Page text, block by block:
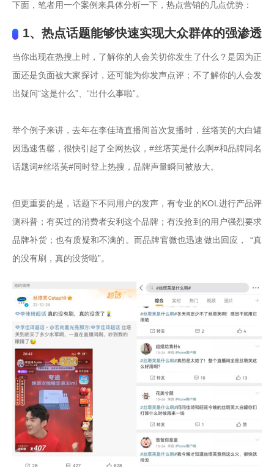
下面，笔者用一个案例来具体分析一下，热点营销的几点优势：
1、热点话题能够快速实现大众群体的强渗透
当你出现在热搜上时，了解你的人会关切你发生了什么？是因为正
面还是负面被大家探讨，还可能为你发声点评；不了解你的人会发
出疑问“这是什么”、“出什么事啦”。
举个例子来讲，去年在李佳琦直播间首次复播时，丝塔芙的大白罐
因迅速售罄，很快引起了全网热议，#丝塔芙是什么啊#和品牌同名
话题词#丝塔芙#同时登上热搜，品牌声量瞬间被放大。
但更重要的是，话题下不同用户的发声，有专业的KOL进行产品评
测科普；有买过的消费者安利这个品牌；有没抢到的用户强烈要求
品牌补货；也有质疑和不满的。而品牌官微也迅速做出回应， “真
的没有刷，真的没货啦”。